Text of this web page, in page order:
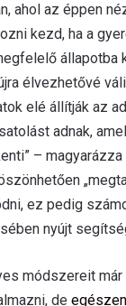
ahol az éppen
kezd, ha a
állapotba
élvezhetővé
elé állítják az
adnak,
– magyarázza
ez pedig
nyújt
módszereit
de